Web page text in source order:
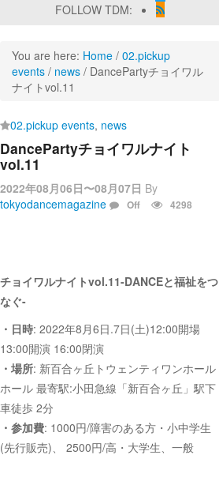
SHOW FINAL 2DAYS
ト！
FOLLOW TDM:
You are here: Home / 02.pickup
events / news / DancePartyチョイワル
ナイトvol.11
02.pickup events, news
DancePartyチョイワルナイト
vol.11
2022年08月06日〜08月07日 By
tokyodancemagazine
Off 4298
チョイワルナイトvol.11-DANCEと福祉をつ
なぐ-
・日時: 2022年8月6日.7日(土)12:00開場
13:00開演 16:00閉演
・場所: 新百合ヶ丘トウェンティワンホール
ホール 最寄駅:小田急線「新百合ヶ丘」駅下
車徒歩 2分
・参加費: 1000円/障害のある方・小中学生
(先行販売)、 2500円/高・大学生、一般